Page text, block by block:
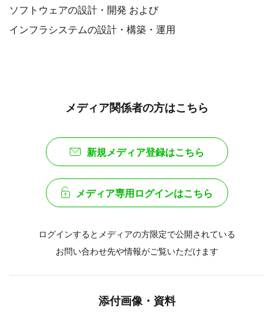
ソフトウェアの設計・開発 および
インフラシステムの設計・構築・運用
メディア関係者の方はこちら
新規メディア登録はこちら
メディア専用ログインはこちら
ログインするとメディアの方限定で公開されている
お問い合わせ先や情報がご覧いただけます
添付画像・資料